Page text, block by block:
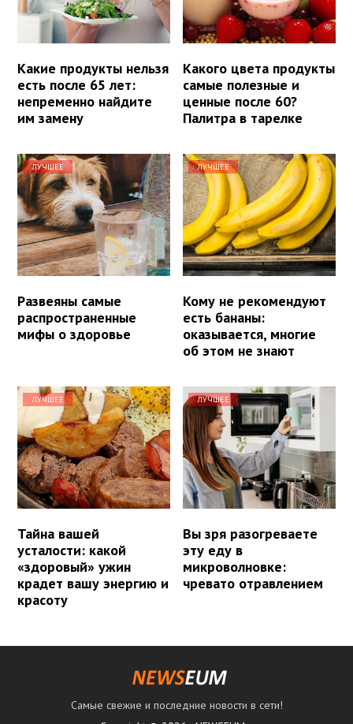
Какие продукты нельзя
есть после 65 лет:
непременно найдите
им замену
Какого цвета продукты
самые полезные и
ценные после 60?
Палитра в тарелке
ЛУЧШЕЕ
Развеяны самые
распространенные
мифы о здоровье
ЛУЧШЕЕ
Кому не рекомендуют
есть бананы:
оказывается, многие
об этом не знают
ЛУЧШЕЕ
Тайна вашей
усталости: какой
«здоровый» ужин
крадет вашу энергию и
красоту
ЛУЧШЕЕ
Вы зря разогреваете
эту еду в
микроволновке:
чревато отравлением
Самые свежие и последние новости в сети!